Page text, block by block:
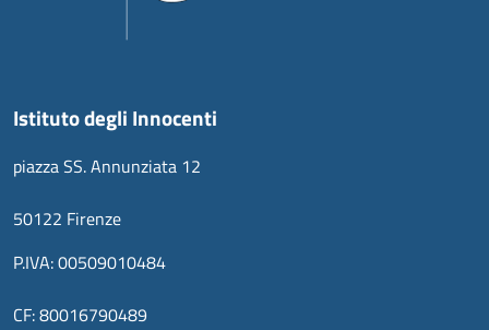
Istituto degli Innocenti
piazza SS. Annunziata 12
50122 Firenze
P.IVA: 00509010484
CF: 80016790489